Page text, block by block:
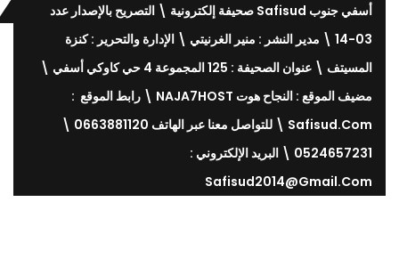
أسفي جنوب Safisud صحيفة إلكترونية \ التصريح بالإصدار عدد
03-14 \ مدير النشر : منير الغرنيتي \ الإدارة والتحرير : كنزة
المسيتف \ عنوان الصحيفة : 125 المجموعة 4 حي كاوكي أسفي \
مضيف الموقع : النجاح هوت NAJA7HOST \ رابط الموقع :
Safisud.com \ للتواصل معنا عبر الهاتف 0663881120 \
0524657231 \ البريد الإلكتروني :
Safisud2014@gmail.com